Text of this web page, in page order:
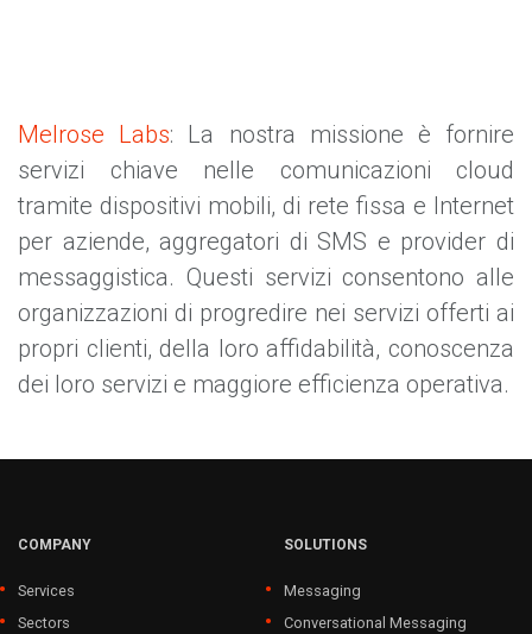
Melrose Labs: La nostra missione è fornire
servizi chiave nelle comunicazioni cloud
tramite dispositivi mobili, di rete fissa e Internet
per aziende, aggregatori di SMS e provider di
messaggistica. Questi servizi consentono alle
organizzazioni di progredire nei servizi offerti ai
propri clienti, della loro affidabilità, conoscenza
dei loro servizi e maggiore efficienza operativa.
COMPANY
Services
Sectors
SOLUTIONS
Messaging
Conversational Messaging